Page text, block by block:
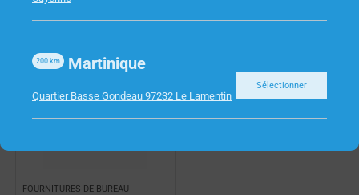
FOURNITURES DE BUREAU
Martinique
200 km
Quartier Basse Gondeau 97232 Le Lamentin
Sélectionner